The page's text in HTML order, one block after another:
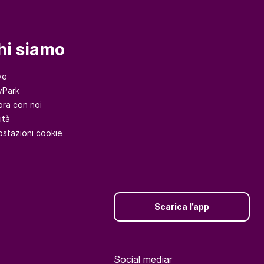
siamo
con noi
cookie
Scarica l’app
Social mediar